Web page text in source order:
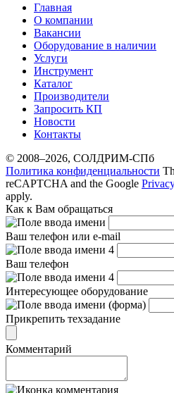
Главная
O компании
Вакансии
Оборудование в наличии
Услуги
Инструмент
Каталог
Производители
Запросить КП
Новости
Контакты
© 2008–2026, СОЛДРИМ-СПб
Политика конфиденциальности
reCAPTCHA and the Google
apply.
Как к Вам обращаться
Ваш телефон или e-mail
Ваш телефон
Интересующее оборудование
Прикрепить техзадание
Комментарий